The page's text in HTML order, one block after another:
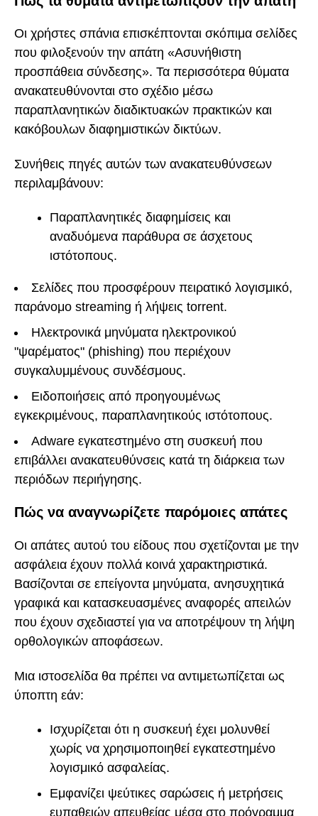
Οι χρήστες σπάνια επισκέπτονται σκόπιμα σελίδες
που φιλοξενούν την απάτη «Ασυνήθιστη
προσπάθεια σύνδεσης». Τα περισσότερα θύματα
ανακατευθύνονται στο σχέδιο μέσω
παραπλανητικών διαδικτυακών πρακτικών και
κακόβουλων διαφημιστικών δικτύων.
Συνήθεις πηγές αυτών των ανακατευθύνσεων
περιλαμβάνουν:
Παραπλανητικές διαφημίσεις και
αναδυόμενα παράθυρα σε άσχετους
ιστότοπους.
Σελίδες που προσφέρουν πειρατικό λογισμικό,
παράνομο streaming ή λήψεις torrent.
Ηλεκτρονικά μηνύματα ηλεκτρονικού
"ψαρέματος" (phishing) που περιέχουν
συγκαλυμμένους συνδέσμους.
Ειδοποιήσεις από προηγουμένως
εγκεκριμένους, παραπλανητικούς ιστότοπους.
Adware εγκατεστημένο στη συσκευή που
επιβάλλει ανακατευθύνσεις κατά τη διάρκεια των
περιόδων περιήγησης.
Πώς να αναγνωρίζετε παρόμοιες απάτες
Οι απάτες αυτού του είδους που σχετίζονται με την
ασφάλεια έχουν πολλά κοινά χαρακτηριστικά.
Βασίζονται σε επείγοντα μηνύματα, ανησυχητικά
γραφικά και κατασκευασμένες αναφορές απειλών
που έχουν σχεδιαστεί για να αποτρέψουν τη λήψη
ορθολογικών αποφάσεων.
Μια ιστοσελίδα θα πρέπει να αντιμετωπίζεται ως
ύποπτη εάν:
Ισχυρίζεται ότι η συσκευή έχει μολυνθεί
χωρίς να χρησιμοποιηθεί εγκατεστημένο
λογισμικό ασφαλείας.
Εμφανίζει ψεύτικες σαρώσεις ή μετρήσεις
ευπαθειών απευθείας μέσα στο πρόγραμμα